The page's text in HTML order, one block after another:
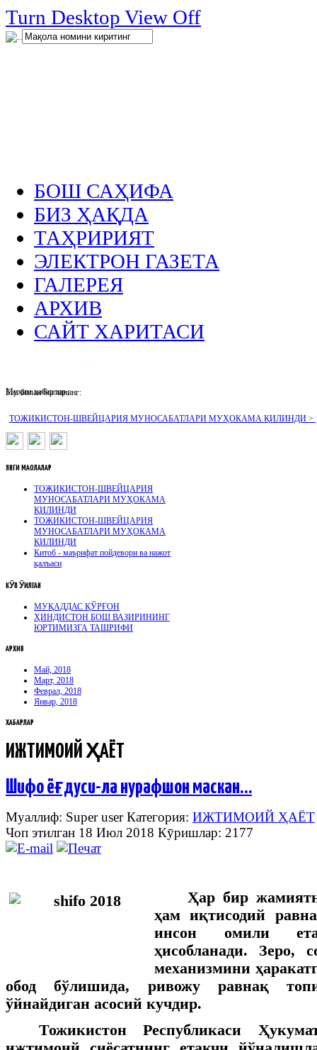
Turn Desktop View Off
.
БОШ САҲИФА
БИЗ ҲАҚДА
ТАҲРИРИЯТ
ЭЛЕКТРОН ГАЗЕТА
ГАЛЕРЕЯ
АРХИВ
САЙТ ХАРИТАСИ
Муҳим хабарлар :
ТОЖИКИСТОН-ШВЕЙЦАРИЯ МУНОСАБАТЛАРИ МУҲОКАМА ҚИЛИНДИ >
Биз билан боғланинг:
ЯНГИ МАҚОЛАЛАР
ТОЖИКИСТОН-ШВЕЙЦАРИЯ
МУНОСАБАТЛАРИ МУҲОКАМА
ҚИЛИНДИ
ТОЖИКИСТОН-ШВЕЙЦАРИЯ
МУНОСАБАТЛАРИ МУҲОКАМА
ҚИЛИНДИ
Китоб - маърифат пойдевори ва нажот
қалъаси
КӮП ӮҚИЛГАН
МУҚАДДАС ҚЎРҒОН
ҲИНДИСТОН БОШ ВАЗИРИНИНГ
ЮРТИМИЗГА ТАШРИФИ
АРХИВ
Май, 2018
Март, 2018
Феврал, 2018
Январ, 2018
ХАБАРЛАР
ИЖТИМОИЙ ҲАЁТ
Шифо ёғдуси-ла нурафшон маскан…
Муаллиф: Super userКатегория: ИЖТИМОИЙ ҲАЁТ
Чоп этилган 18 Июл 2018 Кӯришлар: 2177
Ҳар бир
ҳам иқтисодий
инсон омили
ҳисобланади. Зеро,
механизмини
обод бўлишида, ривожу равнақ
ўйнайдиган асосий кучдир.
Тожикистон Республикаси